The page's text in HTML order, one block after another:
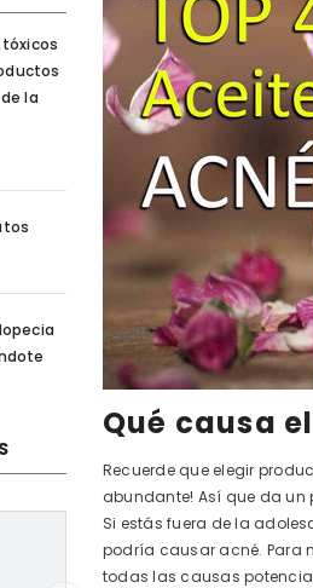
la
Qué causa
Recuerde que elegir
abundante! Así que da un
Si estás fuera de la
podría causar acné. Para
todas las causas